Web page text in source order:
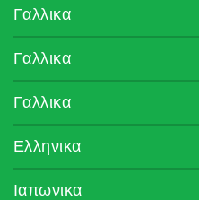
Γαλλικα
Γαλλικα
Γαλλικα
Ελληνικα
Ιαπωνικα